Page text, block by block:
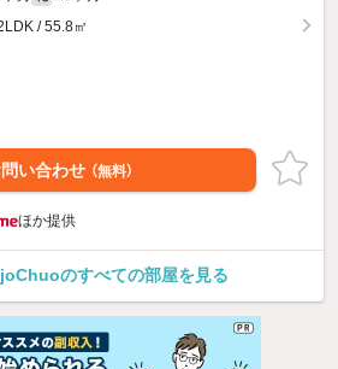
/ 55.8㎡
い合わせ （無料）
ほか提供
のすべての部屋を見る